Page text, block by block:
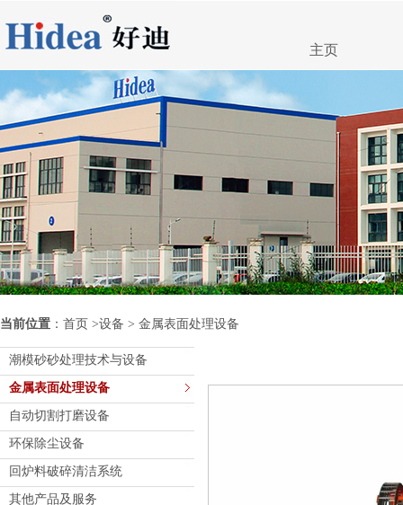
主页
当前位置 ： 首页 >设备 > 金属表面处理设备
潮模砂砂处理技术与设备
金属表面处理设备
自动切割打磨设备
环保除尘设备
回炉料破碎清洁系统
其他产品及服务